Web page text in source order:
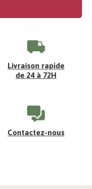
Livraison rapide
de 24 à 72H
Contactez-nous